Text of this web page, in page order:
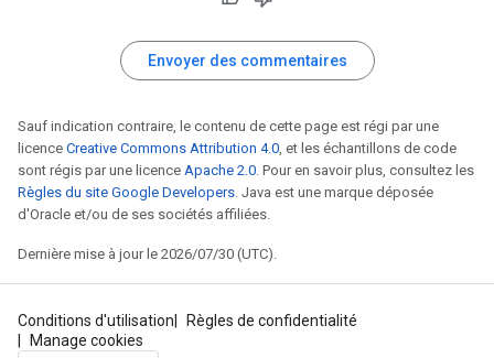
Envoyer des commentaires
Sauf indication contraire, le contenu de cette page est régi par une
licence Creative Commons Attribution 4.0 , et les échantillons de code
sont régis par une licence Apache 2.0 . Pour en savoir plus, consultez les
Règles du site Google Developers . Java est une marque déposée
d'Oracle et/ou de ses sociétés affiliées.
Dernière mise à jour le 2026/07/30 (UTC).
Conditions d'utilisation
Règles de confidentialité
Manage cookies